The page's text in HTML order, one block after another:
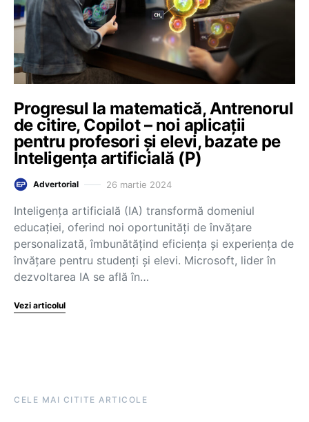
Progresul la matematică, Antrenorul
de citire, Copilot – noi aplicații
pentru profesori și elevi, bazate pe
Inteligența artificială (P)
Advertorial 26 martie 2024
Inteligența artificială (IA) transformă domeniul
educației, oferind noi oportunități de învățare
personalizată, îmbunătățind eficiența și experiența de
învățare pentru studenți și elevi. Microsoft, lider în
dezvoltarea IA se află în…
Vezi articolul
CELE MAI CITITE ARTICOLE